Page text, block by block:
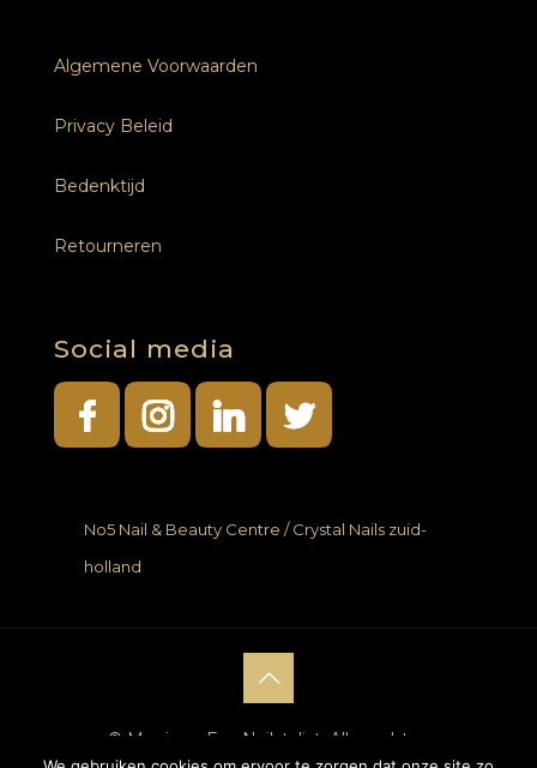
Algemene Voorwaarden
Privacy Beleid
Bedenktijd
Retourneren
Social media
No5 Nail & Beauty Centre / Crystal Nails zuid-
holland
© Monique Fan Nailstylist. Alle rechten